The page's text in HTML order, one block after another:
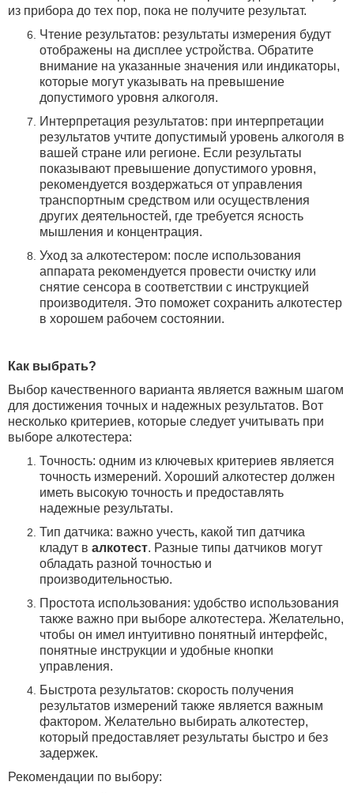
из прибора до тех пор, пока не получите результат.
Чтение результатов: результаты измерения будут
отображены на дисплее устройства. Обратите
внимание на указанные значения или индикаторы,
которые могут указывать на превышение
допустимого уровня алкоголя.
Интерпретация результатов: при интерпретации
результатов учтите допустимый уровень алкоголя в
вашей стране или регионе. Если результаты
показывают превышение допустимого уровня,
рекомендуется воздержаться от управления
транспортным средством или осуществления
других деятельностей, где требуется ясность
мышления и концентрация.
Уход за алкотестером: после использования
аппарата рекомендуется провести очистку или
снятие сенсора в соответствии с инструкцией
производителя. Это поможет сохранить алкотестер
в хорошем рабочем состоянии.
Как выбрать?
Выбор качественного варианта является важным шагом
для достижения точных и надежных результатов. Вот
несколько критериев, которые следует учитывать при
выборе алкотестера:
Точность: одним из ключевых критериев является
точность измерений. Хороший алкотестер должен
иметь высокую точность и предоставлять
надежные результаты.
Тип датчика: важно учесть, какой тип датчика
кладут в алкотест. Разные типы датчиков могут
обладать разной точностью и
производительностью.
Простота использования: удобство использования
также важно при выборе алкотестера. Желательно,
чтобы он имел интуитивно понятный интерфейс,
понятные инструкции и удобные кнопки
управления.
Быстрота результатов: скорость получения
результатов измерений также является важным
фактором. Желательно выбирать алкотестер,
который предоставляет результаты быстро и без
задержек.
Рекомендации по выбору: